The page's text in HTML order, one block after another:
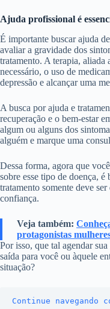
Ajuda profissional é
É importante buscar ajuda
avaliar a gravidade dos
tratamento. A terapia, aliada
necessário, o uso de
depressão e alcançar uma
A busca por ajuda e
recuperação e o bem-estar
algum ou alguns dos
alguém e marque uma
Dessa forma, agora que
sobre esse tipo de doença,
tratamento somente deve
confiança.
Veja também:
protagonistas
Por isso, que tal agendar
saída para você ou àquele
situação?
Continue navegando